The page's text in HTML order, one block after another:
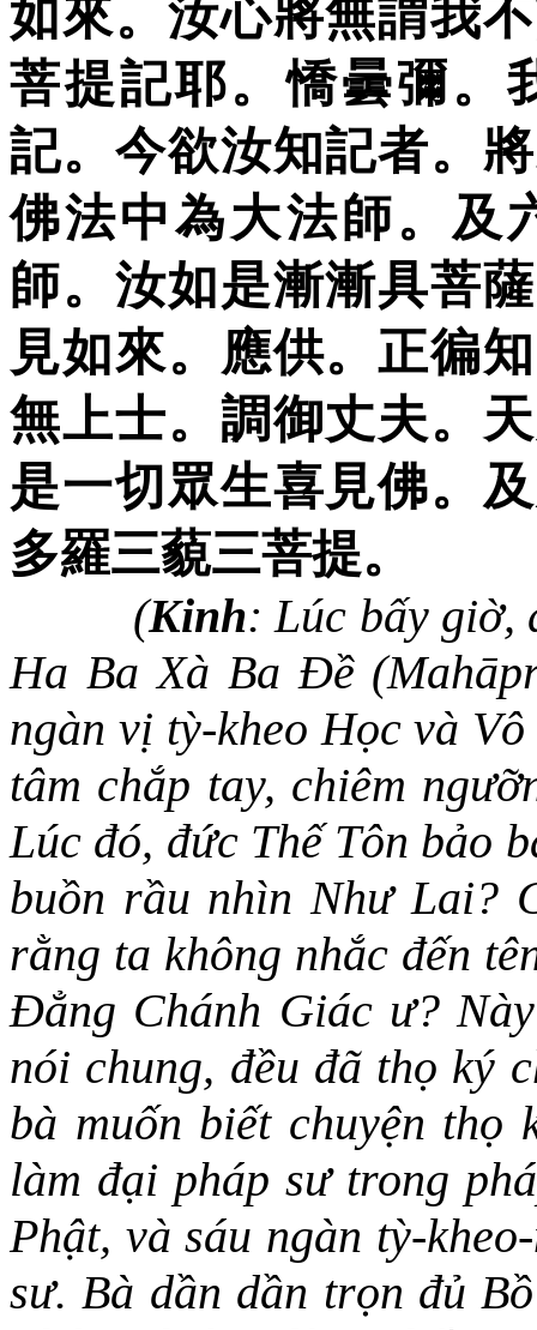
如來。汝心將無謂我不
菩提記耶。憍曇彌。
記。今欲汝知記者。
佛法中為大法師。及
師。汝如是漸漸具菩
見如來。應供。正徧
無上士。調御丈夫。
是一切眾生喜見佛。
多羅三藐三菩提。
(Kinh: Lúc bấy giờ,
Ha Ba Xà Ba Đề
ngàn vị tỳ-kheo Học và
tâm chắp tay, chiêm
Lúc đó, đức Thế Tôn bảo
buồn rầu nhìn Như Lai?
rằng ta không nhắc đến
Đẳng Chánh Giác ư?
nói chung, đều đã thọ ký
bà muốn biết chuyện thọ
làm đại pháp sư trong
Phật, và sáu ngàn tỳ-
sư. Bà dần dần trọn đủ